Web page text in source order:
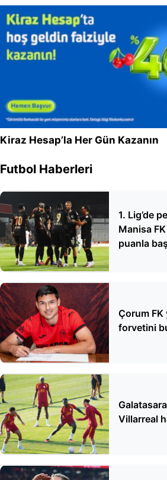
Kiraz Hesap’la Her Gün Kazanın
Futbol Haberleri
1. Lig’de
Manisa
puanla
Çorum FK
forvetini
Villarreal